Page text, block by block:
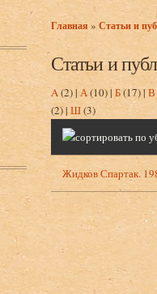
Вы здесь
Главная » Статьи и
Статьи и
A(2)| А(10)| Б(17)| В
(2)|Ш(3)
Жидков Спартак.